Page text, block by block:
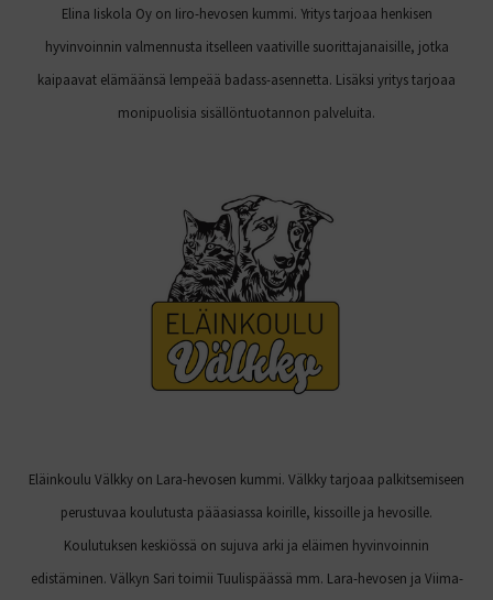
Elina Iiskola Oy on Iiro-hevosen kummi. Yritys tarjoaa henkisen
hyvinvoinnin valmennusta itselleen vaativille suorittajanaisille, jotka
kaipaavat elämäänsä lempeää badass-asennetta. Lisäksi yritys tarjoaa
monipuolisia sisällöntuotannon palveluita.
Eläinkoulu Välkky on Lara-hevosen kummi. Välkky tarjoaa palkitsemiseen
perustuvaa koulutusta pääasiassa koirille, kissoille ja hevosille.
Koulutuksen keskiössä on sujuva arki ja eläimen hyvinvoinnin
edistäminen. Välkyn Sari toimii Tuulispäässä mm. Lara-hevosen ja Viima-